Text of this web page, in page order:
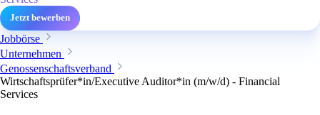
Jetzt bewerben
Jobbörse
Unternehmen
Genossenschaftsverband
Wirtschaftsprüfer*in/Executive Auditor*in (m/w/d) - Financial
Services